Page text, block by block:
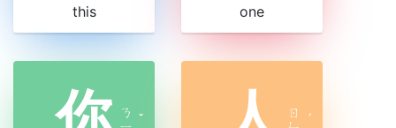
this one
ㄋ ˇ
ㄖ
ˊ